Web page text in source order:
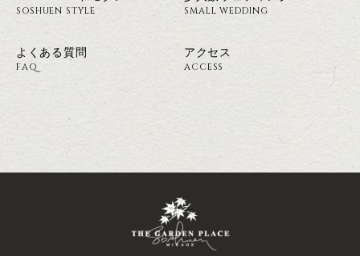
SOSHUEN STYLE SMALL WEDDING
よくある質問
FAQ
アクセス
ACCESS